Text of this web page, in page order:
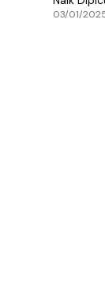
Optimistis
03/01/